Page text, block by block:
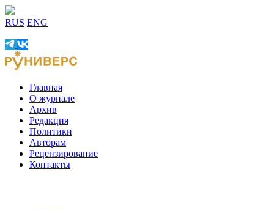
RUS ENG
Главная
О журнале
Архив
Редакция
Политики
Авторам
Рецензирование
Контакты